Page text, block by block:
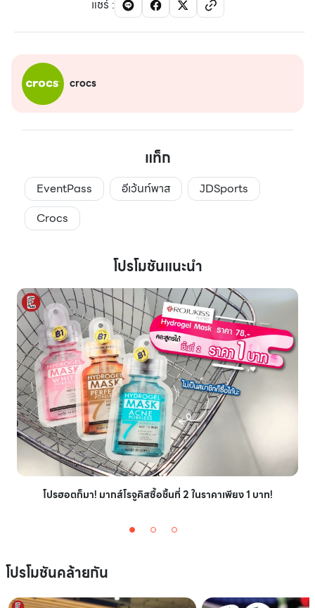
แชร์:
crocs
แท็ก
EventPass อีเว้นท์พาส
JDSports
Crocs
โปรโมชันแนะนำ
โปรฮอตก็มา! มากส์โรจูคิสซื้อชิ้นที่ 2 ในราคาเพียง 1 บาท!
โปรโมชันคล้ายกัน